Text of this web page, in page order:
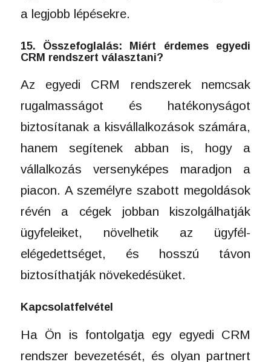
a legjobb lépésekre.
15. Összefoglalás: Miért érdemes egyedi
CRM rendszert választani?
Az egyedi CRM rendszerek nemcsak
rugalmasságot és hatékonyságot
biztosítanak a kisvállalkozások számára,
hanem segítenek abban is, hogy a
vállalkozás versenyképes maradjon a
piacon. A személyre szabott megoldások
révén a cégek jobban kiszolgálhatják
ügyfeleiket, növelhetik az ügyfél-
elégedettséget, és hosszú távon
biztosíthatják növekedésüket.
Kapcsolatfelvétel
Ha Ön is fontolgatja egy egyedi CRM
rendszer bevezetését, és olyan partnert